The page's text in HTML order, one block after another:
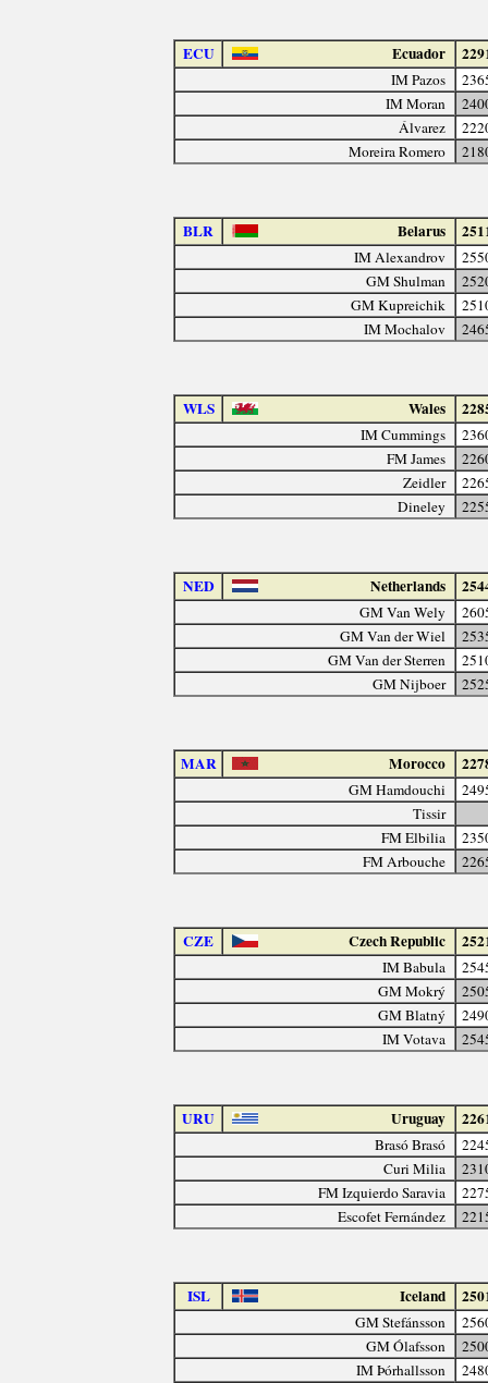
ECU Ecuador
IM Pazos
IM Moran
Álvarez
Moreira Romero
BLR Belarus
IM Alexandrov
GM Shulman
GM Kupreichik
IM Mochalov
WLS Wales
IM Cummings
FM James
Zeidler
Dineley
NED Netherlands
GM Van Wely
GM Van der Wiel
GM Van der Sterren
GM Nijboer
MAR Morocco
GM Hamdouchi
Tissir
FM Elbilia
FM Arbouche
CZE Czech Republic
IM Babula
GM Mokrý
GM Blatný
IM Votava
URU Uruguay
Brasó Brasó
Curi Milia
FM Izquierdo Saravia
Escofet Fernández
ISL Iceland
GM Stefánsson
GM Ólafsson
IM Þórhallsson